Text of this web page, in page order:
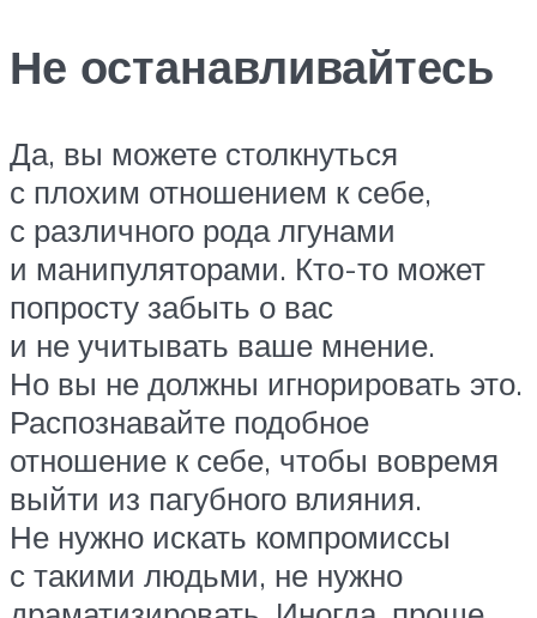
Не останавливайтесь
Да, вы можете столкнуться
с плохим отношением к себе,
с различного рода лгунами
и манипуляторами. Кто-то может
попросту забыть о вас
и не учитывать ваше мнение.
Но вы не должны игнорировать это.
Распознавайте подобное
отношение к себе, чтобы вовремя
выйти из пагубного влияния.
Не нужно искать компромиссы
с такими людьми, не нужно